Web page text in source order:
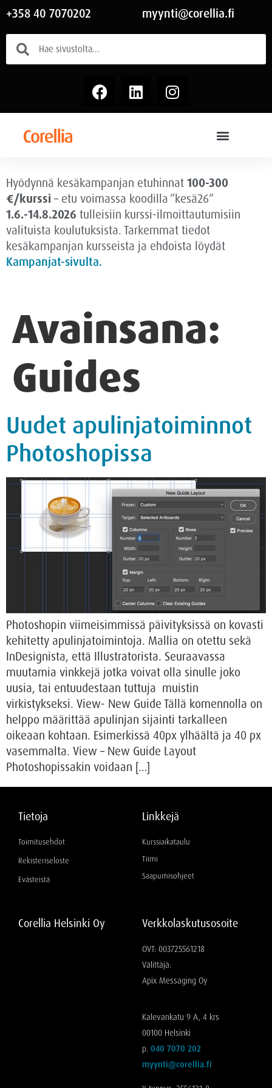
+358 40 7070202 myynti@corellia.fi
Hyödynnä kesäkampanjan etuhinnat 100-300
€/kurssi – etu voimassa koodilla ”kesä26”
1.6.-14.8.2026 tulleisiin kurssi-ilmoittautumisiin
valituista koulutuksista. Tarkemmat tiedot
kesäkampanjan kursseista ja ehdoista löydät
Kampanjat-sivulta.
Avainsana:
Guides
Uudet apulinjatoiminnot
Photoshopissa
Photoshopin viimeisimmissä päivityksissä on kovasti
kehitetty apulinjatoimintoja. Mallia on otettu sekä
InDesignista, että Illustratorista. Seuraavassa
muutamia vinkkejä jotka voivat olla sinulle joko
uusia, tai entuudestaan tuttuja muistin
virkistykseksi. View- New Guide Tällä komennolla on
helppo määrittää apulinjan sijainti tarkalleen
oikeaan kohtaan. Esimerkissä 40px ylhäältä ja 40 px
vasemmalta. View – New Guide Layout
Photoshopissakin voidaan […]
Tietoja
Toimitusehdot
Rekisteriseloste
Evästeistä
Linkkejä
Kurssiaikataulu
Tiimi
Saapumisohjeet
Corellia Helsinki Oy Verkkolaskutusosoite
OVT: 003725561218
Välittäjä:
Apix Messaging Oy
Kalevankatu 9 A, 4 krs
00100 Helsinki
p. 040 7070 202
myynti@corellia.fi